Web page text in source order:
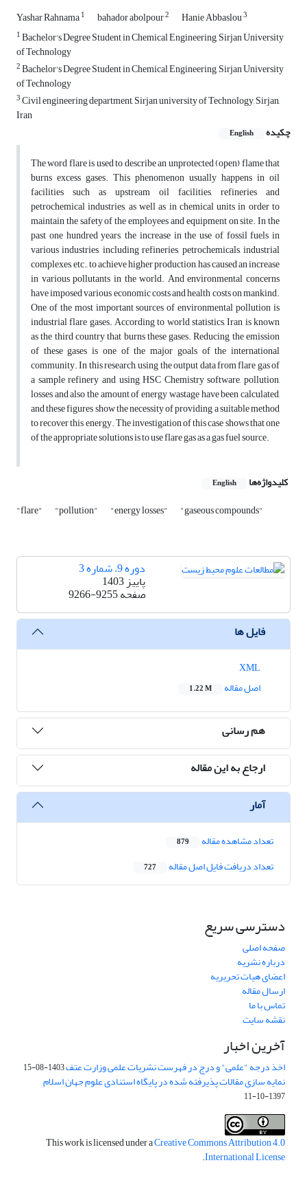
Yashar Rahnama1 bahador abolpour2 Hanie Abbaslou3
1Bachelor's Degree Student in Chemical Engineering, Sirjan University
of Technology
2Bachelor's Degree Student in Chemical Engineering, Sirjan University
of Technology
3Civil engineering department, Sirjan university of Technology, Sirjan,
Iran
چکیده
English
The word flare is used to describe an unprotected (open) flame that
burns excess gases. This phenomenon usually happens in oil
facilities such as upstream oil facilities, refineries and
petrochemical industries, as well as in chemical units in order to
maintain the safety of the employees and equipment on site. In the
past one hundred years, the increase in the use of fossil fuels in
various industries, including refineries, petrochemicals, industrial
complexes, etc., to achieve higher production, has caused an increase
in various pollutants in the world. And environmental concerns
have imposed various economic costs and health costs on mankind.
One of the most important sources of environmental pollution is
industrial flare gases. According to world statistics, Iran is known
as the third country that burns these gases. Reducing the emission
of these gases is one of the major goals of the international
community. In this research, using the output data from flare gas of
a sample refinery and using HSC Chemistry software, pollution,
losses and also the amount of energy wastage have been calculated,
and these figures show the necessity of providing a suitable method
to recover this energy. The investigation of this case shows that one
of the appropriate solutions is to use flare gas as a gas fuel source.
کلیدواژه‌ها English
"flare" "pollution" "energy losses" "gaseous compounds"
دوره 9، شماره 3
پاییز 1403
صفحه9266-9255
فایل ها
اصل مقاله
1.22 M
هم رسانی
ارجاع به این مقاله
آمار
تعداد مشاهده مقاله 879
تعداد دریافت فایل اصل مقاله 727
دسترسی سریع
صفحه اصلی
درباره نشریه
اعضای هیات تحریریه
ارسال مقاله
تماس با ما
نقشه سایت
آخرین اخبار
اخذ درجه "علمی" و درج در فهرست نشریات علمی وزارت عتف1403-08-15
نمایه سازی مقالات پذیرفته شده در پایگاه استنادی علوم جهان اسلام
1397-10-11
This work is licensed under aCreative Commons Attribution 4.0
International License
.